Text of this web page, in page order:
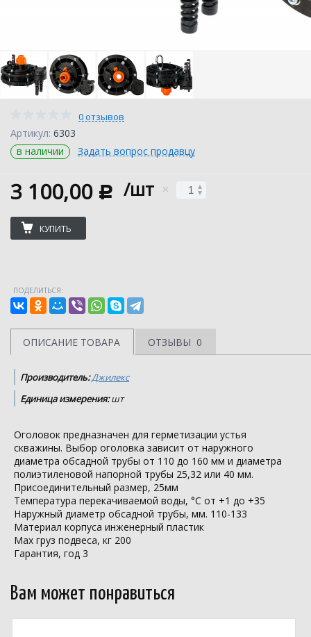
0 отзывов
Артикул: 6303
в наличии
Задать вопрос продавцу
3 100,00 c /шт
КУПИТЬ
ПОДЕЛИТЬСЯ:
ОПИСАНИЕ ТОВАРА ОТЗЫВЫ 0
Производитель:Джилекс
Единица измерения:шт
Оголовок предназначен для герметизации устья
скважины. Выбор оголовка зависит от наружного
диаметра обсадной трубы от 110 до 160 мм и диаметра
полиэтиленовой напорной трубы 25,32 или 40 мм.
Присоединительный размер, 25мм
Температура перекачиваемой воды, °С от +1 до +35
Наружный диаметр обсадной трубы, мм. 110-133
Материал корпуса инженерный пластик
Max груз подвеса, кг 200
Гарантия, год 3
Вам может понравиться